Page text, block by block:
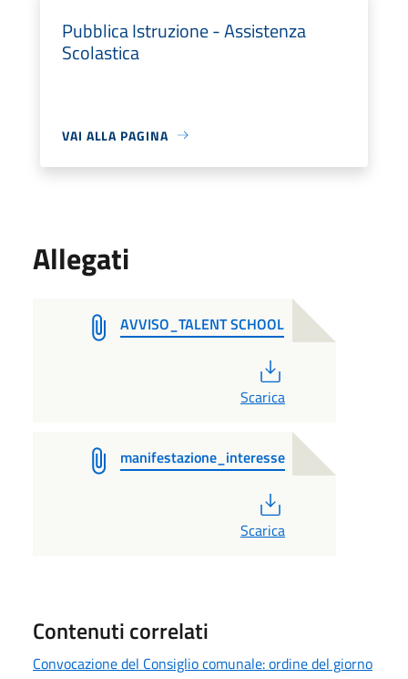
Pubblica Istruzione - Assistenza
Scolastica
VAI ALLA PAGINA
Allegati
AVVISO_TALENT SCHOOL
Scarica
manifestazione_interesse
Scarica
Contenuti correlati
Convocazione del Consiglio comunale: ordine del giorno